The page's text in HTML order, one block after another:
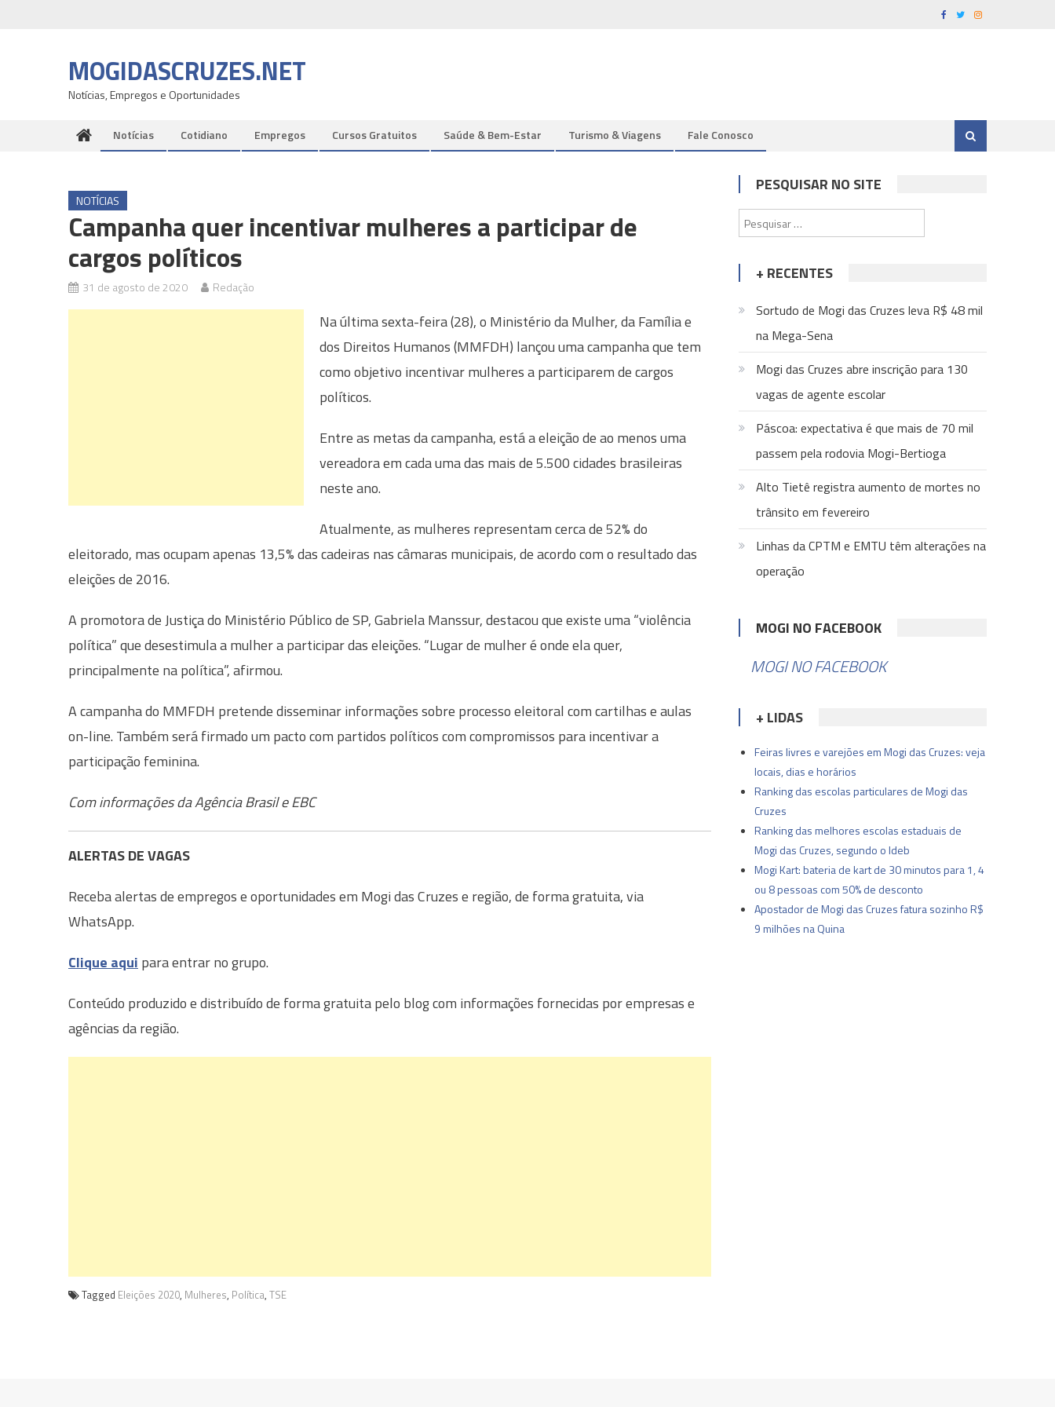
MOGIDASCRUZES.NET
Notícias, Empregos e Oportunidades
Notícias Cotidiano Empregos Cursos Gratuitos Saúde & Bem-Estar Turismo & Viagens Fale Conosco
NOTÍCIAS
Campanha quer incentivar mulheres a participar de
cargos políticos
31 de agosto de 2020 Redação
Na última sexta-feira (28), o Ministério da Mulher, da Família e
dos Direitos Humanos (MMFDH) lançou uma campanha que tem
como objetivo incentivar mulheres a participarem de cargos
políticos.
Entre as metas da campanha, está a eleição de ao menos uma
vereadora em cada uma das mais de 5.500 cidades brasileiras
neste ano.
Atualmente, as mulheres representam cerca de 52% do
eleitorado, mas ocupam apenas 13,5% das cadeiras nas câmaras municipais, de acordo com o resultado das
eleições de 2016.
A promotora de Justiça do Ministério Público de SP, Gabriela Manssur, destacou que existe uma “violência
política” que desestimula a mulher a participar das eleições. “Lugar de mulher é onde ela quer,
principalmente na política”, afirmou.
A campanha do MMFDH pretende disseminar informações sobre processo eleitoral com cartilhas e aulas
on-line. Também será firmado um pacto com partidos políticos com compromissos para incentivar a
participação feminina.
Com informações da Agência Brasil e EBC
ALERTAS DE VAGAS
Receba alertas de empregos e oportunidades em Mogi das Cruzes e região, de forma gratuita, via
WhatsApp.
Clique aqui para entrar no grupo.
Conteúdo produzido e distribuído de forma gratuita pelo blog com informações fornecidas por empresas e
agências da região.
Tagged Eleições 2020, Mulheres, Política, TSE
PESQUISAR NO SITE
por:
+ RECENTES
Sortudo de Mogi das Cruzes leva R$ 48 mil
na Mega-Sena
Mogi das Cruzes abre inscrição para 130
vagas de agente escolar
Páscoa: expectativa é que mais de 70 mil
passem pela rodovia Mogi-Bertioga
Alto Tietê registra aumento de mortes no
trânsito em fevereiro
Linhas da CPTM e EMTU têm alterações na
operação
MOGI NO FACEBOOK
MOGI NO FACEBOOK
+ LIDAS
Feiras livres e varejões em Mogi das Cruzes: veja
locais, dias e horários
Ranking das escolas particulares de Mogi das
Cruzes
Ranking das melhores escolas estaduais de
Mogi das Cruzes, segundo o Ideb
Mogi Kart: bateria de kart de 30 minutos para 1, 4
ou 8 pessoas com 50% de desconto
Apostador de Mogi das Cruzes fatura sozinho R$
9 milhões na Quina